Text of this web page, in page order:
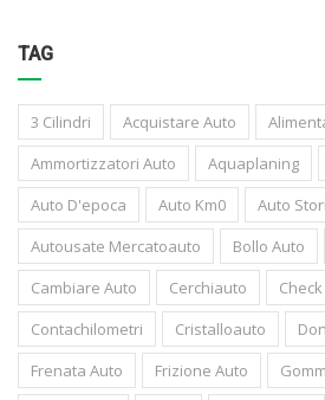
TAG
3 Cilindri Acquistare Auto
Ammortizzatori Auto
Aquaplaning
Auto D'epoca
Auto Km0 Auto
Autousate Mercatoauto
Bollo Auto
Cambiare Auto
Cerchiauto
Contachilometri
Cristalloauto
Frenata Auto
Frizione Auto